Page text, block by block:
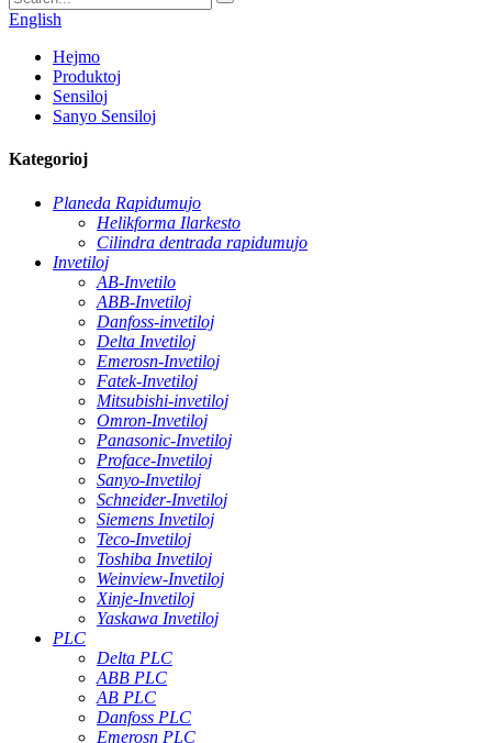
English
Hejmo
Produktoj
Sensiloj
Sanyo Sensiloj
Kategorioj
Planeda Rapidumujo
Helikforma Ilarkesto
Cilindra dentrada rapidumujo
Invetiloj
AB-Invetilo
ABB-Invetiloj
Danfoss-invetiloj
Delta Invetiloj
Emerosn-Invetiloj
Fatek-Invetiloj
Mitsubishi-invetiloj
Omron-Invetiloj
Panasonic-Invetiloj
Proface-Invetiloj
Sanyo-Invetiloj
Schneider-Invetiloj
Siemens Invetiloj
Teco-Invetiloj
Toshiba Invetiloj
Weinview-Invetiloj
Xinje-Invetiloj
Yaskawa Invetiloj
PLC
Delta PLC
ABB PLC
AB PLC
Danfoss PLC
Emerosn PLC